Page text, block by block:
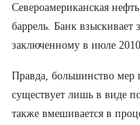
Североамериканская
баррель. Банк взыскивает
заключенному в июле 2010
Правда, большинство мер
существует лишь в виде
также вмешивается в